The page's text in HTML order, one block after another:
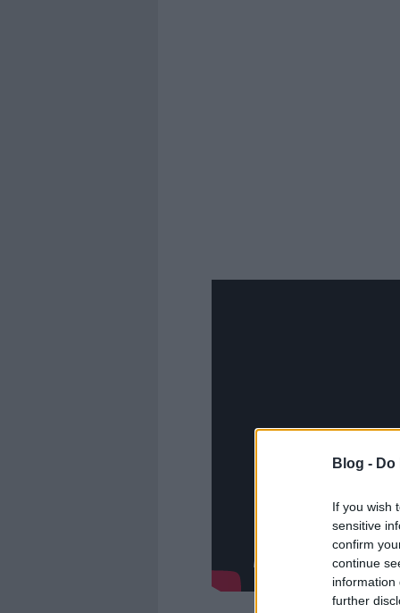
Blog -
If you wish
sensitive
confirm
continue
information
further